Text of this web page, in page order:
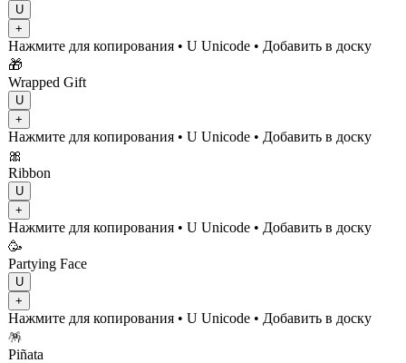
U
+
Нажмите для копирования • U Unicode • Добавить в доску
🎁
Wrapped Gift
U
+
Нажмите для копирования • U Unicode • Добавить в доску
🎀
Ribbon
U
+
Нажмите для копирования • U Unicode • Добавить в доску
🥳
Partying Face
U
+
Нажмите для копирования • U Unicode • Добавить в доску
🪅
Piñata